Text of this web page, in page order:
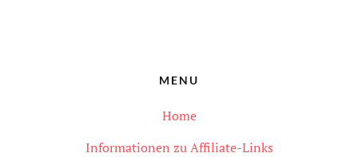
MENU
Home
Informationen zu Affiliate-Links